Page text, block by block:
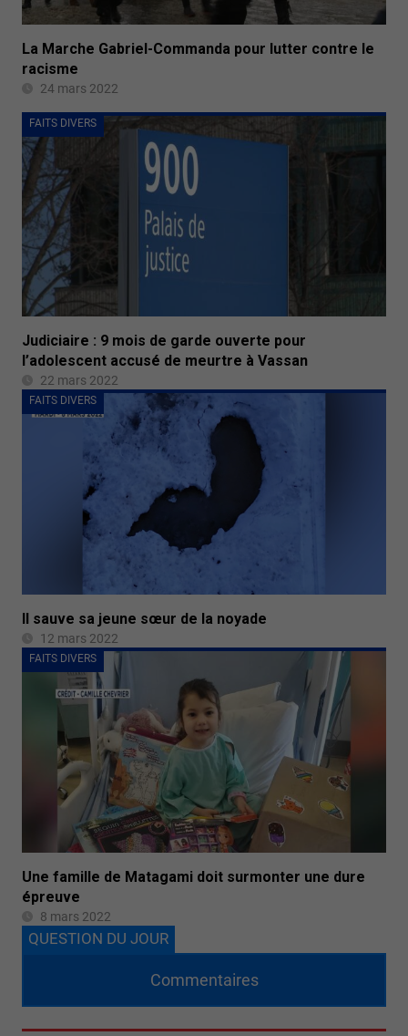
La Marche Gabriel-Commanda pour lutter contre le
racisme
24 mars 2022
FAITS DIVERS
Judiciaire : 9 mois de garde ouverte pour
l’adolescent accusé de meurtre à Vassan
22 mars 2022
FAITS DIVERS
Il sauve sa jeune sœur de la noyade
12 mars 2022
FAITS DIVERS
Une famille de Matagami doit surmonter une dure
épreuve
8 mars 2022
QUESTION DU JOUR
Commentaires